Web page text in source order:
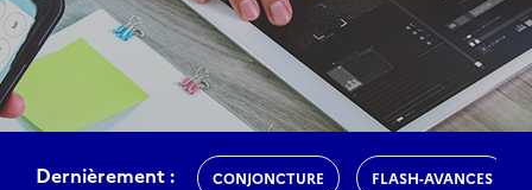
Dernièrement : CONJONCTURE FLASH-AVANCES